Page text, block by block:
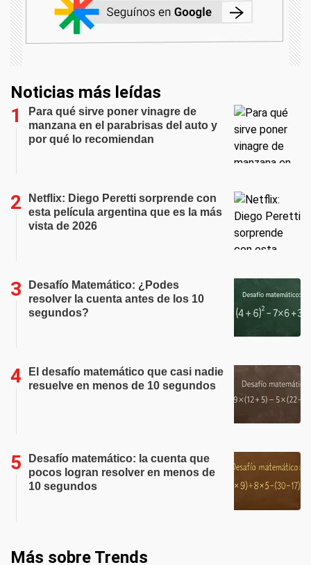
Noticias más leídas
Para qué sirve poner vinagre de
manzana en el parabrisas del auto y
por qué lo recomiendan
Netflix: Diego Peretti sorprende con
esta película argentina que es la más
vista de 2026
Desafío Matemático: ¿Podes
resolver la cuenta antes de los 10
segundos?
El desafío matemático que casi nadie
resuelve en menos de 10 segundos
Desafío matemático: la cuenta que
pocos logran resolver en menos de
10 segundos
Más sobre Trends